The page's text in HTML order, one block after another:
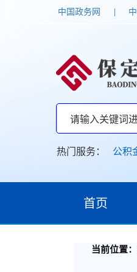
中国政务网
热门服务： 公积
首页
当前位置：